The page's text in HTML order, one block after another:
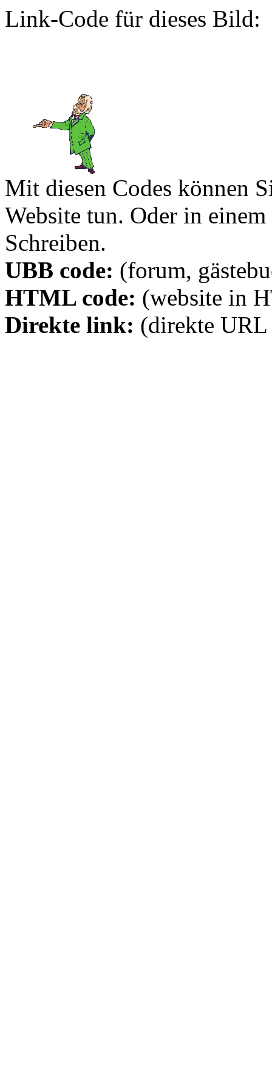
Link-Code für dieses Bild:
Mit diesen Codes können
Website tun. Oder in
Schreiben.
UBB code: (forum,
HTML code: (website in
Direkte link: (direkte